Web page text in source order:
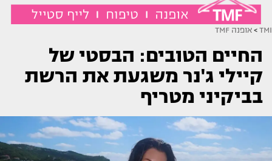
TMI
> אופנה TMF
החיים הטובים: הבסטי של
קיילי ג'נר משגעת את הרשת
בביקיני מטריף